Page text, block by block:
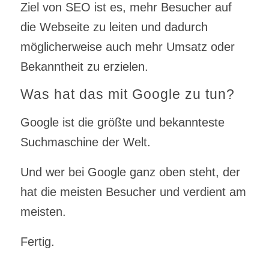
Ziel von SEO ist es, mehr Besucher auf
die Webseite zu leiten und dadurch
möglicherweise auch mehr Umsatz oder
Bekanntheit zu erzielen.
Was hat das mit Google zu tun?
Google ist die größte und bekannteste
Suchmaschine der Welt.
Und wer bei Google ganz oben steht, der
hat die meisten Besucher und verdient am
meisten.
Fertig.